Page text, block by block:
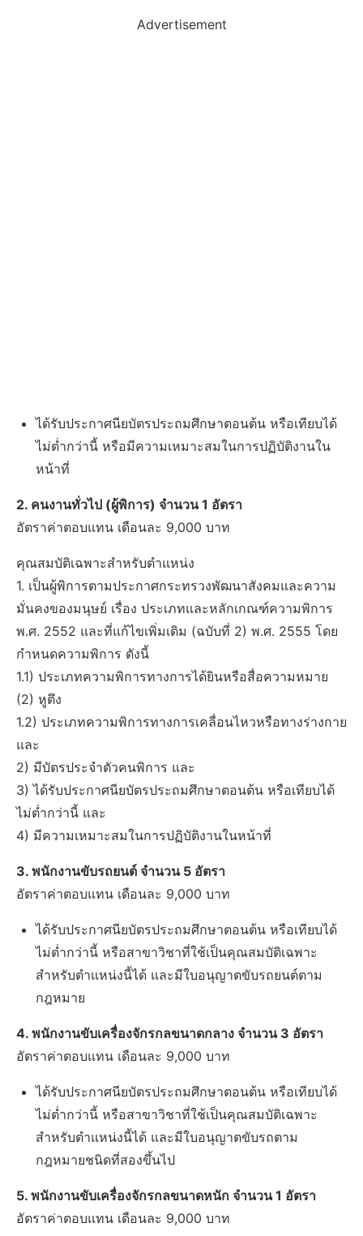
Advertisement
ได้รับประกาศนียบัตรประถมศึกษาตอนต้น หรือเทียบได้
ไม่ต่ำกว่านี้ หรือมีความเหมาะสมในการปฏิบัติงานใน
หน้าที่
2. คนงานทั่วไป (ผู้พิการ) จำนวน 1 อัตรา
อัตราค่าตอบแทน เดือนละ 9,000 บาท
คุณสมบัติเฉพาะสำหรับตำแหน่ง
1. เป็นผู้พิการตามประกาศกระทรวงพัฒนาสังคมและความ
มั่นคงของมนุษย์ เรื่อง ประเภทและหลักเกณฑ์ความพิการ
พ.ศ. 2552 และที่แก้ไขเพิ่มเติม (ฉบับที่ 2) พ.ศ. 2555 โดย
กำหนดความพิการ ดังนี้
1.1) ประเภทความพิการทางการได้ยินหรือสื่อความหมาย
(2) หูตึง
1.2) ประเภทความพิการทางการเคลื่อนไหวหรือทางร่างกาย
และ
2) มีบัตรประจำตัวคนพิการ และ
3) ได้รับประกาศนียบัตรประถมศึกษาตอนต้น หรือเทียบได้
ไม่ต่ำกว่านี้ และ
4) มีความเหมาะสมในการปฏิบัติงานในหน้าที่
3. พนักงานขับรถยนต์ จำนวน 5 อัตรา
อัตราค่าตอบแทน เดือนละ 9,000 บาท
ได้รับประกาศนียบัตรประถมศึกษาตอนต้น หรือเทียบได้
ไม่ต่ำกว่านี้ หรือสาขาวิชาที่ใช้เป็นคุณสมบัติเฉพาะ
สำหรับตำแหน่งนี้ได้ และมีใบอนุญาตขับรถยนต์ตาม
กฎหมาย
4. พนักงานขับเครื่องจักรกลขนาดกลาง จำนวน 3 อัตรา
อัตราค่าตอบแทน เดือนละ 9,000 บาท
ได้รับประกาศนียบัตรประถมศึกษาตอนต้น หรือเทียบได้
ไม่ต่ำกว่านี้ หรือสาขาวิชาที่ใช้เป็นคุณสมบัติเฉพาะ
สำหรับตำแหน่งนี้ได้ และมีใบอนุญาตขับรถตาม
กฎหมายชนิดที่สองขึ้นไป
5. พนักงานขับเครื่องจักรกลขนาดหนัก จำนวน 1 อัตรา
อัตราค่าตอบแทน เดือนละ 9,000 บาท